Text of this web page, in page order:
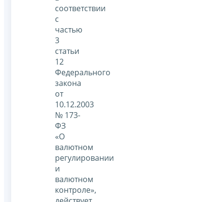
соответствии
с
частью
3
статьи
12
Федерального
закона
от
10.12.2003
№ 173-
ФЗ
«О
валютном
регулировании
и
валютном
контроле»,